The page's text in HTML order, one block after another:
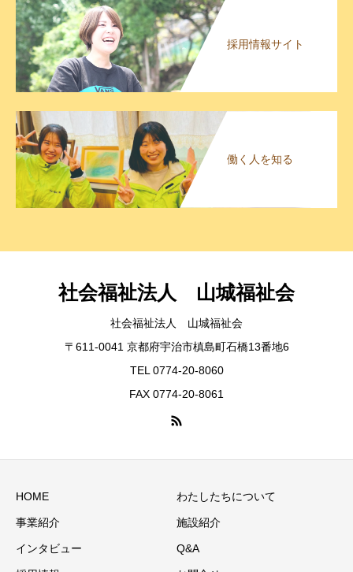
採用情報サイト
働く人を知る
社会福祉法人 山城福祉会
社会福祉法人 山城福祉会
〒611-0041 京都府宇治市槙島町石橋13番地6
TEL 0774-20-8060
FAX 0774-20-8061
HOME わたしたちについて
事業紹介 施設紹介
インタビュー Q&A